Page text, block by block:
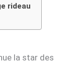
rideau
la star des